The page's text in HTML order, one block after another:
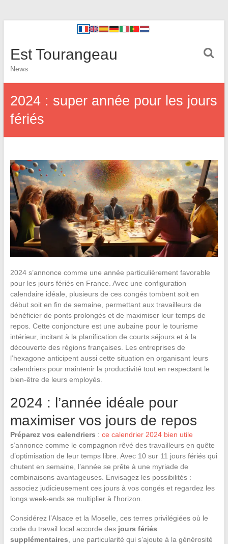
Est Tourangeau
News
2024 : super année pour les jours
fériés
2024 s’annonce comme une année particulièrement favorable
pour les jours fériés en France. Avec une configuration
calendaire idéale, plusieurs de ces congés tombent soit en
début soit en fin de semaine, permettant aux travailleurs de
bénéficier de ponts prolongés et de maximiser leur temps de
repos. Cette conjoncture est une aubaine pour le tourisme
intérieur, incitant à la planification de courts séjours et à la
découverte des régions françaises. Les entreprises de
l’hexagone anticipent aussi cette situation en organisant leurs
calendriers pour maintenir la productivité tout en respectant le
bien-être de leurs employés.
2024 : l’année idéale pour
maximiser vos jours de repos
Préparez vos calendriers : ce calendrier 2024 bien utile
s’annonce comme le compagnon rêvé des travailleurs en quête
d’optimisation de leur temps libre. Avec 10 sur 11 jours fériés qui
chutent en semaine, l’année se prête à une myriade de
combinaisons avantageuses. Envisagez les possibilités :
associez judicieusement ces jours à vos congés et regardez les
longs week-ends se multiplier à l’horizon.
Considérez l’Alsace et la Moselle, ces terres privilégiées où le
code du travail local accorde des jours fériés
supplémentaires , une particularité qui s’ajoute à la générosité